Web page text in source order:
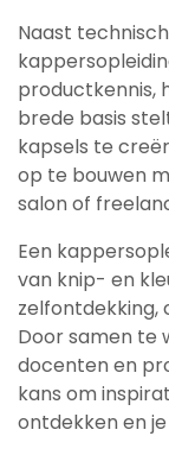
Naast
productkennis,
brede basis
kapsels te
op te bouwen
salon of
Een
van knip- en
zelfontdekking,
Door samen te
docenten en
kans om
ontdekken en